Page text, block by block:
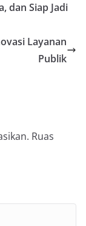
dan Siap Jadi
Layanan
Publik
Ruas